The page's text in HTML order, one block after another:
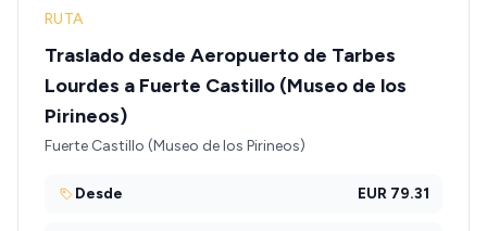
RUTA
Traslado desde Aeropuerto de Tarbes
Lourdes a Fuerte Castillo (Museo de los
Pirineos)
Fuerte Castillo (Museo de los Pirineos)
Desde EUR 79.31